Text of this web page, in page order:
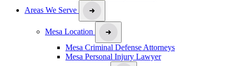
Areas We Serve
Mesa Location
Mesa Criminal Defense Attorneys
Mesa Personal Injury Lawyer